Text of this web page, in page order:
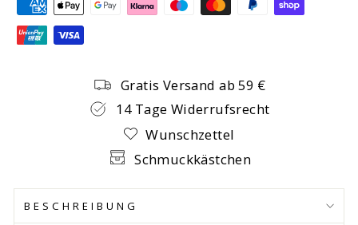
Gratis Versand ab 59 €
14 Tage Widerrufsrecht
Wunschzettel
Schmuckkästchen
BESCHREIBUNG